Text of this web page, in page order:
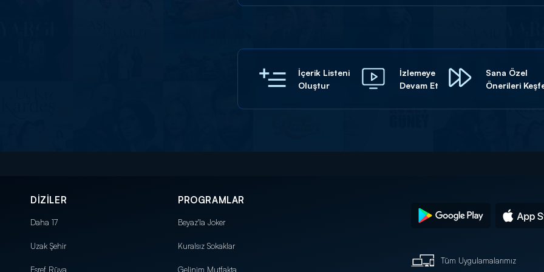
İçerik Listeni
Oluştur
İzlemeye
Devam Et
Sana Özel
Önerileri
DİZİLER
Daha 17
Uzak Şehir
Eşref Rüya
PROGRAMLAR
Beyaz'la Joker
Kuralsız Sokaklar
Gelinim Mutfakta
Tüm Uygulamalarımız